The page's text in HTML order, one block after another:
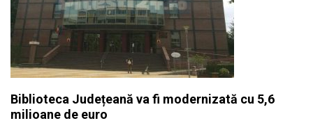
Biblioteca Județeană va fi modernizată cu 5,6
milioane de euro